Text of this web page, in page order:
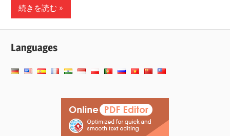
続きを読む
Languages